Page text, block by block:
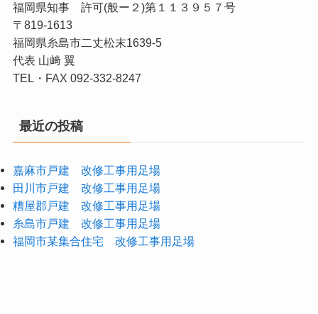
福岡県知事 許可(般ー２)第１１３９５７号
〒819-1613
福岡県糸島市二丈松末1639-5
代表 山﨑 翼
TEL・FAX 092-332-8247
最近の投稿
嘉麻市戸建 改修工事用足場
田川市戸建 改修工事用足場
糟屋郡戸建 改修工事用足場
糸島市戸建 改修工事用足場
福岡市某集合住宅 改修工事用足場